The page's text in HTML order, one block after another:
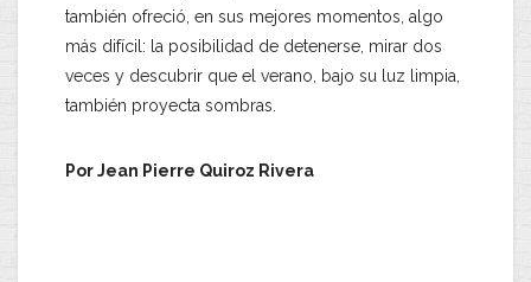
también ofreció, en sus mejores momentos, algo
más difícil: la posibilidad de detenerse, mirar dos
veces y descubrir que el verano, bajo su luz limpia,
también proyecta sombras.
Por Jean Pierre Quiroz Rivera